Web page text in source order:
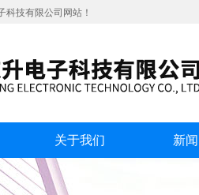
科技有限公司网站！
关于我们 新